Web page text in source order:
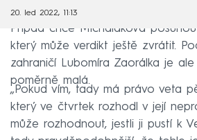
20. led 2022, 11:13
Případ chce Michaláková
který může verdikt ještě zvrátit.
zahraničí Lubomíra Zaorálka je
poměrně malá.
„Pokud vím, tady má právo veta
který ve čtvrtek rozhodl v její
může rozhodnout, jestli ji pustí k